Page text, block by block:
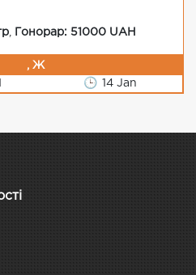
Гонорар: 51000 UAH
, Ж
🕒 14 Jan